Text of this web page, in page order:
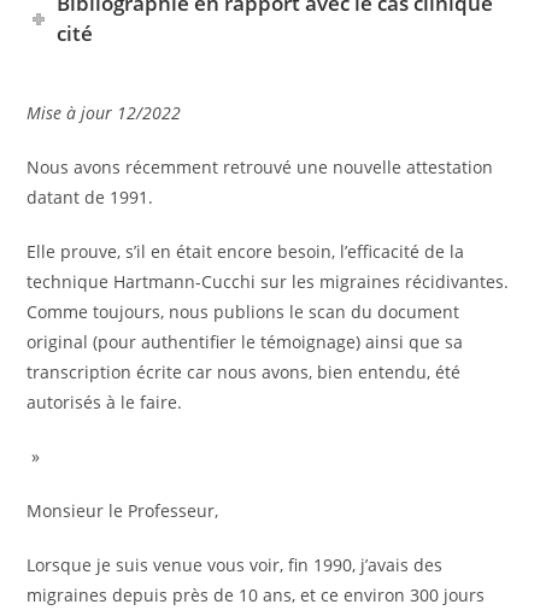
cité
Mise à jour 12/2022
Nous avons récemment retrouvé une nouvelle attestation
datant de 1991.
Elle prouve, s’il en était encore besoin, l’efficacité de la
technique Hartmann-Cucchi sur les migraines récidivantes.
Comme toujours, nous publions le scan du document
original (pour authentifier le témoignage) ainsi que sa
transcription écrite car nous avons, bien entendu, été
autorisés à le faire.
»
Monsieur le Professeur,
Lorsque je suis venue vous voir, fin 1990, j’avais des
migraines depuis près de 10 ans, et ce environ 300 jours